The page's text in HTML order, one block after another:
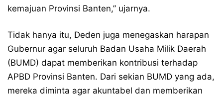
kemajuan Provinsi Banten,” ujarnya.
Tidak hanya itu, Deden juga menegaskan harapan
Gubernur agar seluruh Badan Usaha Milik Daerah
(BUMD) dapat memberikan kontribusi terhadap
APBD Provinsi Banten. Dari sekian BUMD yang ada,
mereka diminta agar akuntabel dan memberikan